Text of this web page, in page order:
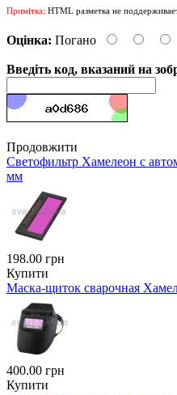
Примітка: HTML разметка не
Оцінка: Погано
Введіть код, вказаний на
Продовжити
Светофильтр Хамелеон с
мм
198.00 грн
Купити
Маска-щиток сварочная
400.00 грн
Купити